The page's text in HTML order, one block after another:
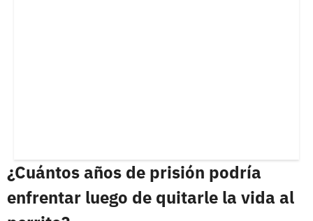
¿Cuántos años de prisión podría
enfrentar luego de quitarle la vida al